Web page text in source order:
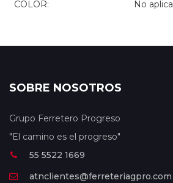
COLOR: No aplica
SOBRE NOSOTROS
Grupo Ferretero Progreso
"El camino es el progreso"
55 5522 1669
atnclientes@ferreteriagpro.com